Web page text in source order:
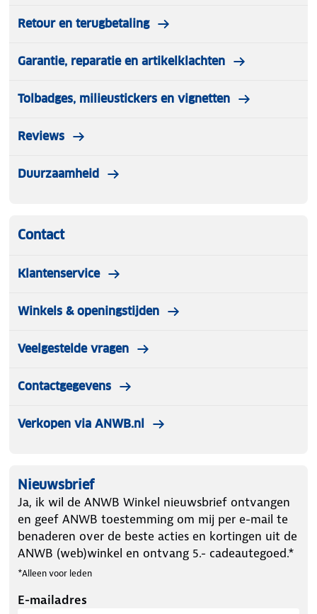
Retour en terugbetaling
Garantie, reparatie en artikelklachten
Tolbadges, milieustickers en vignetten
Reviews
Duurzaamheid
Contact
Klantenservice
Winkels & openingstijden
Veelgestelde vragen
Contactgegevens
Verkopen via ANWB.nl
Nieuwsbrief
Ja, ik wil de ANWB Winkel nieuwsbrief ontvangen
en geef ANWB toestemming om mij per e-mail te
benaderen over de beste acties en kortingen uit de
ANWB (web)winkel en ontvang 5.- cadeautegoed.*
*Alleen voor leden
E-mailadres